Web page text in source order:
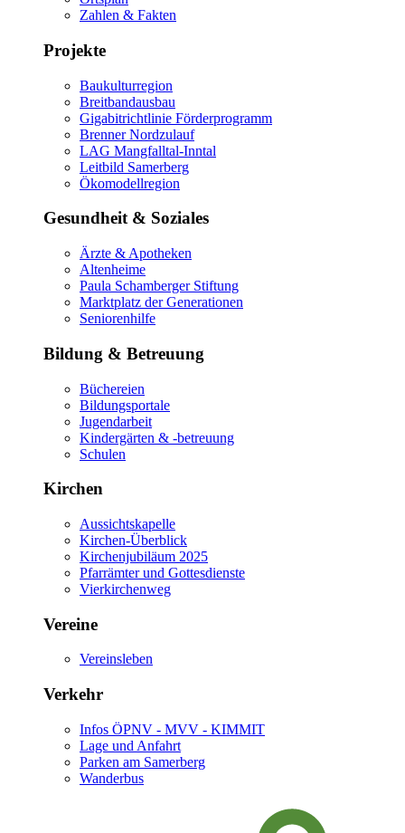
Zahlen & Fakten
Projekte
Baukulturregion
Breitbandausbau
Gigabitrichtlinie Förderprogramm
Brenner Nordzulauf
LAG Mangfalltal-Inntal
Leitbild Samerberg
Ökomodellregion
Gesundheit & Soziales
Ärzte & Apotheken
Altenheime
Paula Schamberger Stiftung
Marktplatz der Generationen
Seniorenhilfe
Bildung & Betreuung
Büchereien
Bildungsportale
Jugendarbeit
Kindergärten & -betreuung
Schulen
Kirchen
Aussichtskapelle
Kirchen-Überblick
Kirchenjubiläum 2025
Pfarrämter und Gottesdienste
Vierkirchenweg
Vereine
Vereinsleben
Verkehr
Infos ÖPNV - MVV - KIMMIT
Lage und Anfahrt
Parken am Samerberg
Wanderbus